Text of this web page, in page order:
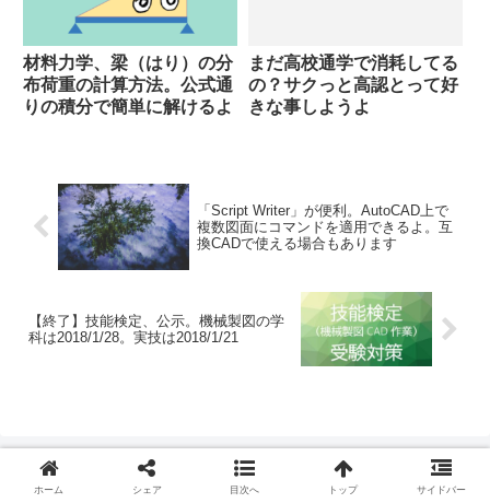
材料力学、梁（はり）の分
布荷重の計算方法。公式通
りの積分で簡単に解けるよ
まだ高校通学で消耗してる
の？サクっと高認とって好
きな事しようよ
「Script Writer」が便利。AutoCAD上で
複数図面にコマンドを適用できるよ。互
換CADで使える場合もあります
【終了】技能検定、公示。機械製図の学
科は2018/1/28。実技は2018/1/21
ホーム シェア 目次へ トップ サイドバー